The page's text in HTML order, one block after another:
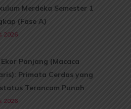
Merdeka Semester 1
(Fase A)
2026
Panjang (Macaca
Primata Cerdas yang
Terancam Punah
2026